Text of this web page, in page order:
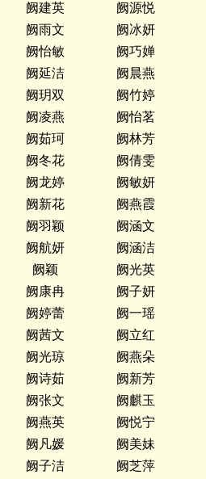
阙建英
阙源悦
阙雨文
阙冰妍
阙怡敏
阙巧婵
阙延洁
阙晨燕
阙玥双
阙竹婷
阙凌燕
阙怡茗
阙茹珂
阙林芳
阙冬花
阙倩雯
阙龙婷
阙敏妍
阙新花
阙燕霞
阙羽颖
阙涵文
阙航妍
阙涵洁
阙颖
阙光英
阙康冉
阙子妍
阙婷蕾
阙一瑶
阙茜文
阙立红
阙光琼
阙燕朵
阙诗茹
阙新芳
阙张文
阙麒玉
阙燕英
阙悦宁
阙凡媛
阙美妹
阙子洁
阙芝萍